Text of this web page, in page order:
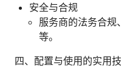
安全与合规
服务商的法务合规
等。
四、配置与使用的实用